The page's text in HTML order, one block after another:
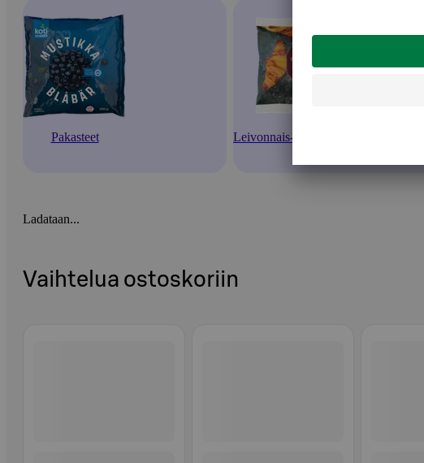
Pakasteet Leivonnais- ja leipäpakasteet
Ladataan...
Vaihtelua ostoskoriin